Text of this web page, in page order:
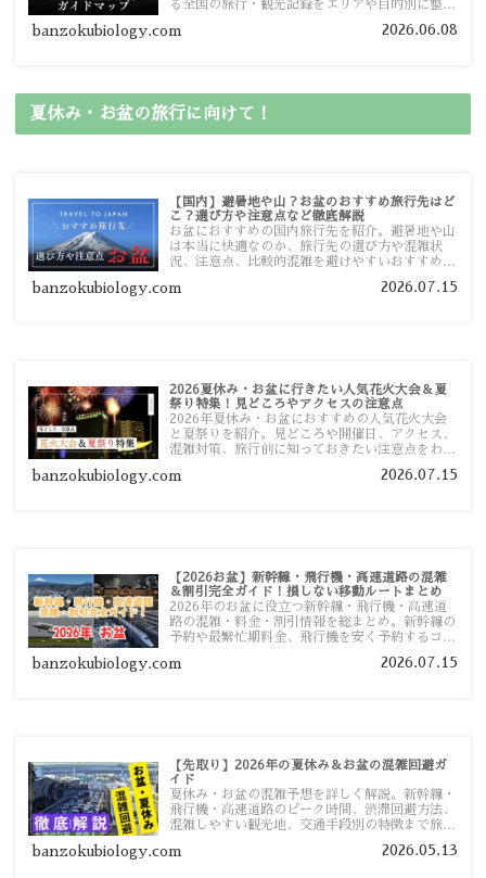
る全国の旅行・観光記録をエリアや目的別に整理
ガイドマップからスムーズに見つけていただけま
banzokubiology.com 2026.06.08
夏休み・お盆の旅行に向けて！
【国内】避暑地や山？お盆のおすすめ旅行先はど
こ？選び方や注意点など徹底解説
お盆におすすめの国内旅行先を紹介。避暑地や山
は本当に快適なのか、旅行先の選び方や混雑状
況、注意点、比較的混雑を避けやすいおすすめス
す。
banzokubiology.com 2026.07.15
2026夏休み・お盆に行きたい人気花火大会＆夏
祭り特集！見どころやアクセスの注意点
2026年夏休み・お盆におすすめの人気花火大会
と夏祭りを紹介。見どころや開催日、アクセス、
混雑対策、旅行前に知っておきたい注意点をわか
banzokubiology.com 2026.07.15
【2026お盆】新幹線・飛行機・高速道路の混雑
＆割引完全ガイド！損しない移動ルートまとめ
2026年のお盆に役立つ新幹線・飛行機・高速道
路の混雑・料金・割引情報を総まとめ。新幹線の
予約や最繁忙期料金、飛行機を安く予約するコ
い移動方法を分かりやすく解説します。
banzokubiology.com 2026.07.15
【先取り】2026年の夏休み＆お盆の混雑回避ガ
イド
夏休み・お盆の混雑予想を詳しく解説。新幹線・
飛行機・高速道路のピーク時間、渋滞回避方法、
混雑しやすい観光地、交通手段別の特徴まで旅行
banzokubiology.com 2026.05.13